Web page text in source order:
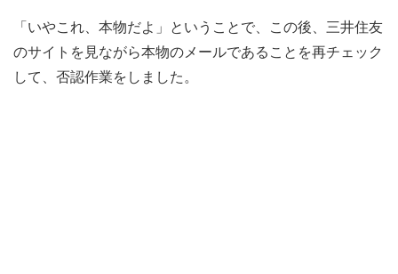
「いやこれ、本物だよ」ということで、この後、三井住友
のサイトを見ながら本物のメールであることを再チェック
して、否認作業をしました。